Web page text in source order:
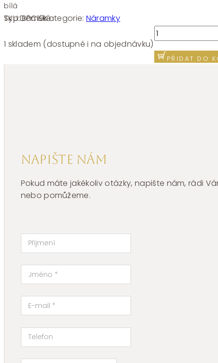
bílá
SKU:BPC19Kategorie: Náramky
Typ:Dámské
1 skladem (dostupné i na objednávku)
Náramek
chirurgická
ocel
Brosway
PŘIDAT DO
Napište nám
Pokud máte jakékoliv otázky, napište nám, rádi
nebo pomůžeme.